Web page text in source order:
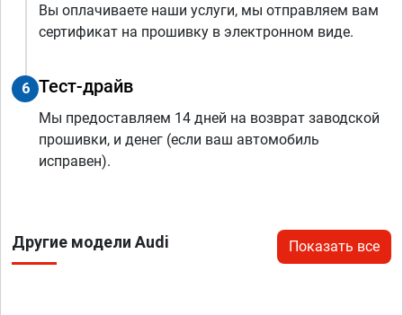
Вы оплачиваете наши услуги, мы отправляем вам
сертификат на прошивку в электронном виде.
6 Тест-драйв
Мы предоставляем 14 дней на возврат заводской
прошивки, и денег (если ваш автомобиль
исправен).
Другие модели Audi Показать все